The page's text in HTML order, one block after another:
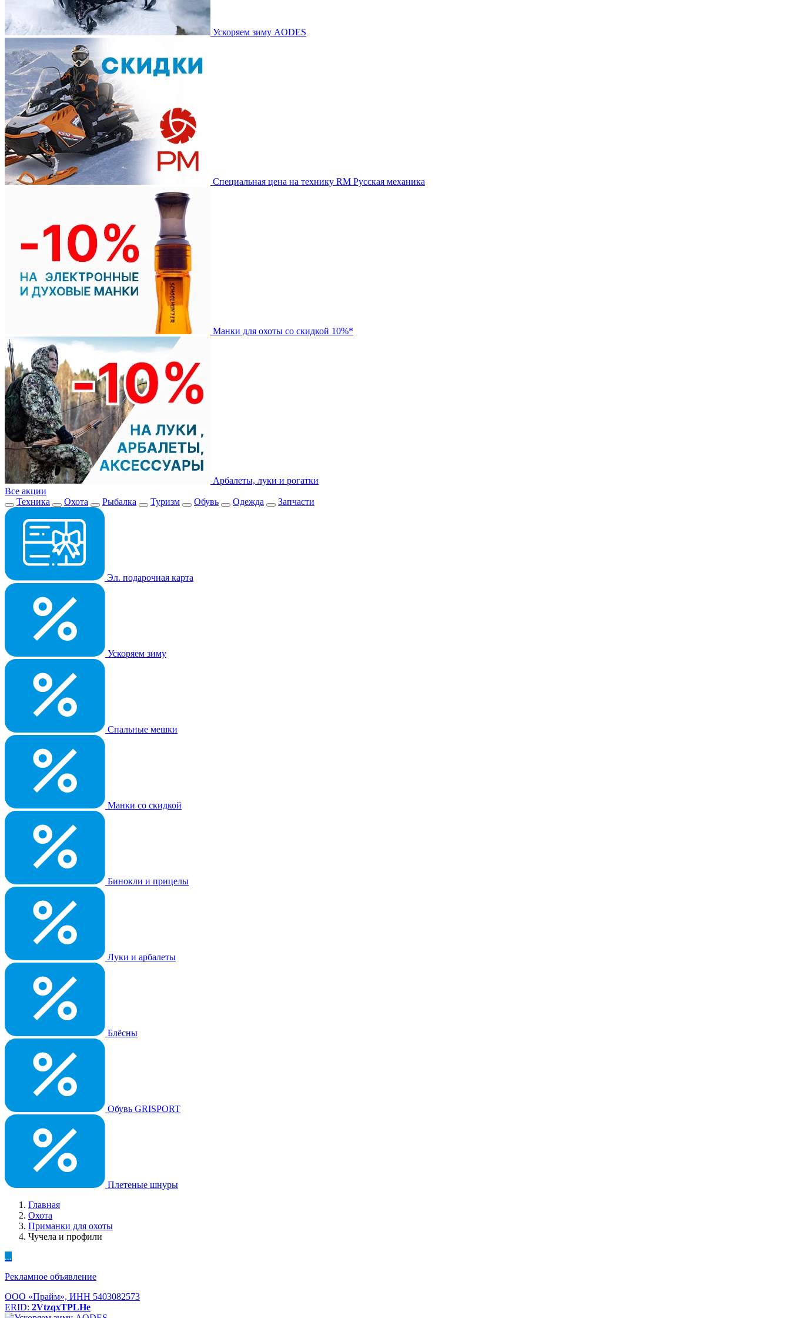
Ускоряем зиму AODES
Специальная цена на технику RM Русская механика
Манки для охоты со скидкой 10%*
Арбалеты, луки и рогатки
Все акции
Техника
Охота Рыбалка Туризм Обувь Одежда Запчасти
Эл. подарочная карта
Ускоряем зиму
Спальные мешки
Манки со скидкой
Бинокли и прицелы
Луки и арбалеты
Блёсны
Обувь GRISPORT
Плетеные шнуры
Главная
Охота
Приманки для охоты
Чучела и профили
...
Рекламное объявление
ООО «Прайм», ИНН 5403082573
ERID: 2VtzqxTPLHe